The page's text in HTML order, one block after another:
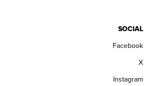
SOCIAL
Facebook
X
Instagram